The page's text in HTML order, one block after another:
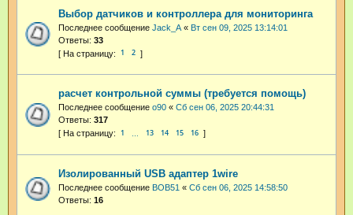
Выбор датчиков и контроллера для мониторинга
Последнее сообщение Jack_A « Вт сен 09, 2025 13:14:01
Ответы: 33
1 2
расчет контрольной суммы (требуется помощь)
Последнее сообщение o90 « Сб сен 06, 2025 20:44:31
Ответы: 317
1 13 14 15 16
Изолированный USB адаптер 1wire
Последнее сообщение BOB51 « Сб сен 06, 2025 14:58:50
Ответы: 16